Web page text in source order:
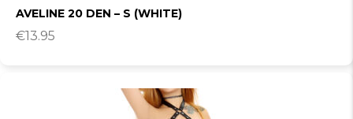
AVELINE 20 DEN – S (WHITE)
€13.95